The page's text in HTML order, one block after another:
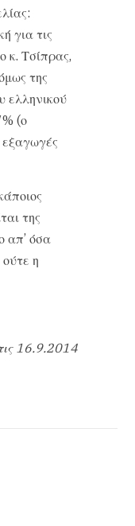
για τις
κ. Τσίπρας,
της
ελληνικού
(ο
εξαγωγές
της
απ’ όσα
η
16.9.2014